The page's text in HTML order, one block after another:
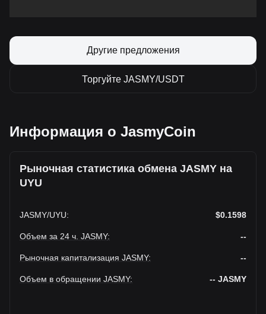
Другие предложения
Торгуйте JASMY/USDT
Информация о JasmyCoin
Рыночная статистика обмена JASMY на
UYU
JASMY/UYU: $0.1598
Объем за 24 ч. JASMY: --
Рыночная капитализация JASMY: --
Объем в обращении JASMY: -- JASMY